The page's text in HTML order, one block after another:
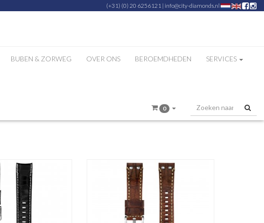
(+31) (0) 20 6256121 | info@city-diamonds.nl
BUBEN & ZORWEG OVER ONS BEROEMDHEDEN SERVICES
0